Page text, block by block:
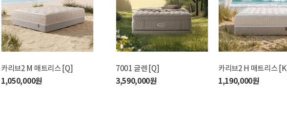
카리브2 M 매트리스 [Q]
1,050,000원
카리브2 H 매트리스 [Q]
1,050,000원
카리브2 H 매트리스 [KK]
1,400,000원
디폰즈M 매트리스 [Q]
2,990,000원
7001 글렌 [Q]
3,590,000원
카리브2 H 매트리스 [K]
1,190,000원